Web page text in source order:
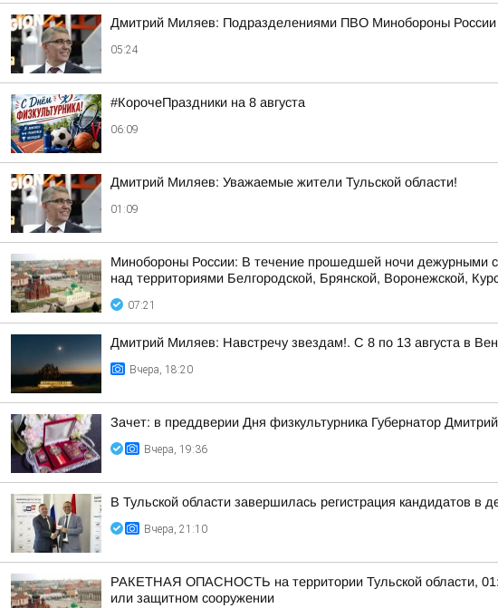
Дмитрий Миляев: Подразделениями ПВО Минобороны России
05:24
#КорочеПраздники на 8 августа
06:09
Дмитрий Миляев: Уважаемые жители Тульской области!
01:09
Минобороны России: В течение прошедшей ночи дежурными
над территориями Белгородской, Брянской, Воронежской,
07:21
Дмитрий Миляев: Навстречу звездам!. С 8 по 13 августа в
Вчера, 18:20
Зачет: в преддверии Дня физкультурника Губернатор
Вчера, 19:36
В Тульской области завершилась регистрация кандидатов
Вчера, 21:10
РАКЕТНАЯ ОПАСНОСТЬ на территории Тульской области,
или защитном сооружении